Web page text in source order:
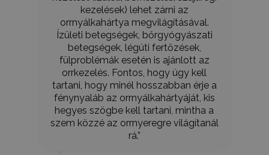
kezelések) lehet zárni az
orrnyálkahártya megvilágításával.
Ízületi betegségek, bőrgyógyászati
betegségek, légúti fertőzések,
fülproblémák esetén is ajánlott az
orrkezelés. Fontos, hogy úgy kell
tartani, hogy minél hosszabban érje a
fénynyaláb az orrnyálkahártyáját, kis
hegyes szögbe kell tartani, mintha a
szem közzé az orrnyeregre világítanál
rá.”